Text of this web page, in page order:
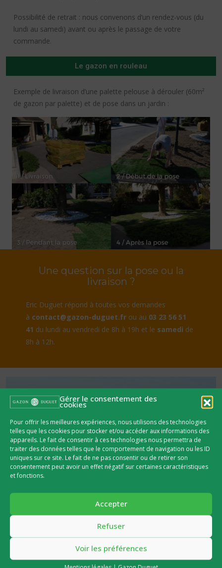
Gérer le consentement des
cookies
Pour offrir les meilleures expériences, nous utilisons des technologies
telles que les cookies pour stocker et/ou accéder aux informations des
appareils. Le fait de consentir à ces technologies nous permettra de
traiter des données telles que le comportement de navigation ou les ID
uniques sur ce site. Le fait de ne pas consentir ou de retirer son
consentement peut avoir un effet négatif sur certaines caractéristiques
et fonctions.
Accepter
Refuser
Voir les préférences
Une question sur la pose ou la
livraison ?
Eric Duguet répond à toutes vos demandes
à contact@gazon-duguet.fr ou au 03 23 56 51
41 du lundi au vendredi de 8h à 19h et le samedi de
8h à 12h.
Possibilité de retrait : nous convenons d’un rendez-vous (du
lundi au samedi) avant ou après le passage de votre
commande.
Le gazon en rouleau
Exemple de livraison d’une palette pelouse à dérouler (60m²
de gazon par palette) et de pose dans un jardin :